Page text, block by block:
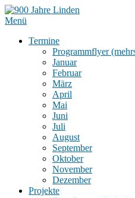
Menü
Termine
Programmflyer
Januar
Februar
März
April
Mai
Juni
Juli
August
September
Oktober
November
Dezember
Projekte